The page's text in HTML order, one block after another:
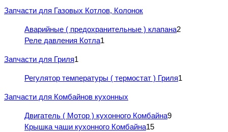
Запчасти для Газовых Котлов, Колонок
Аварийные ( предохранительные ) клапана2
Реле давления Котла1
Запчасти для Гриля1
Регулятор температуры ( термостат ) Гриля1
Запчасти для Комбайнов кухонных
Двигатель ( Мотор ) кухонного Комбайна9
Крышка чаши кухонного Комбайна15